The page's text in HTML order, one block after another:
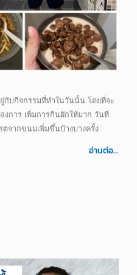
บกิจกรรมที่ทำในวันนั้น โดยที่จะ
งการ เพิ่มการกินผักให้มาก วันที่
ตจากขนมเพิ่มขึ้นบ้างบางครั้ง
อ่านต่อ...